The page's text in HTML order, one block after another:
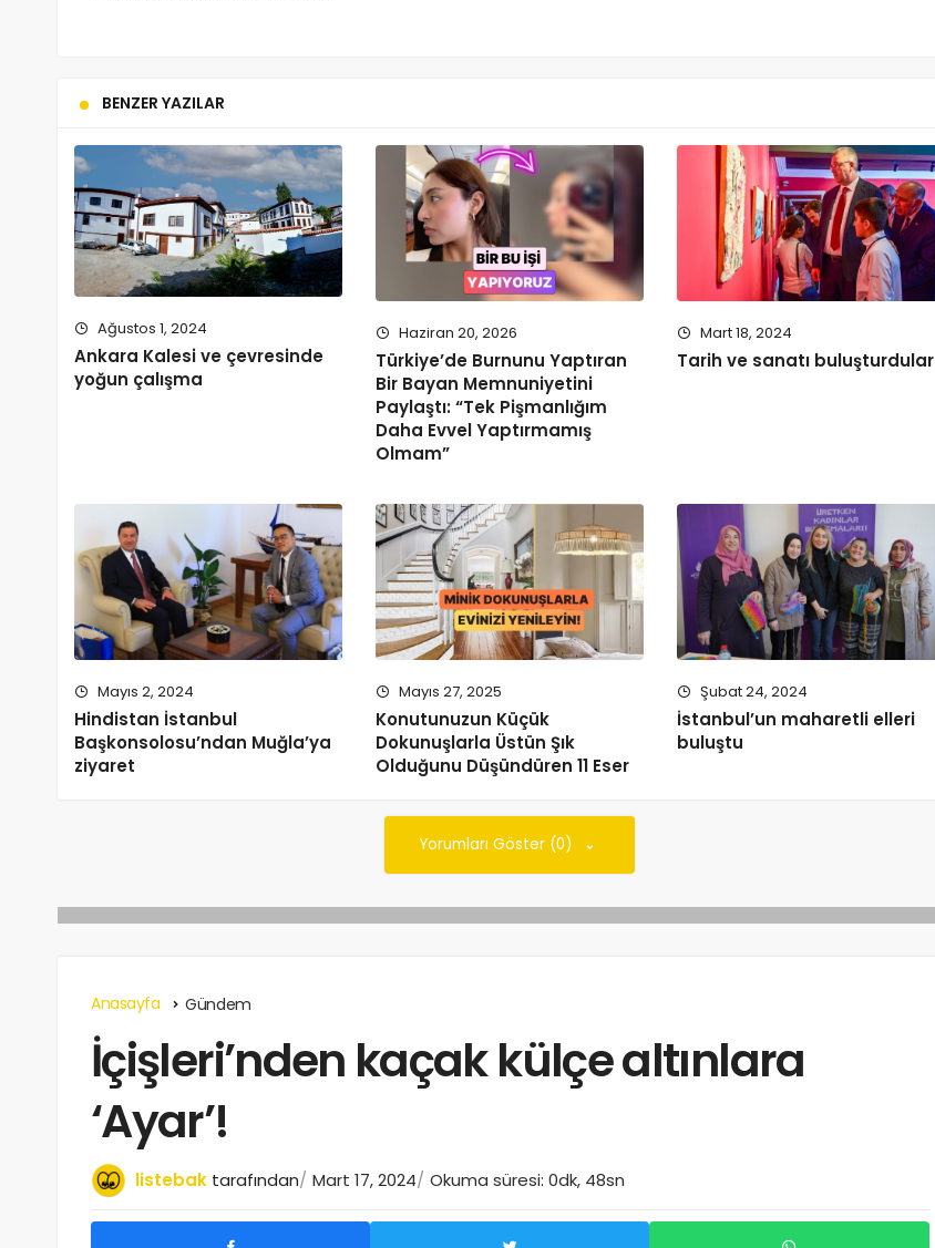
BENZER YAZILAR
Ağustos 1, 2024
Ankara Kalesi ve çevresinde
yoğun çalışma
Haziran 20, 2026
Türkiye’de Burnunu Yaptıran
Bir Bayan Memnuniyetini
Paylaştı: “Tek Pişmanlığım
Daha Evvel Yaptırmamış
Olmam”
Mart 18, 2024
Tarih ve sanatı buluşturdular
Mayıs 2, 2024
Hindistan İstanbul
Başkonsolosu’ndan Muğla’ya
ziyaret
Mayıs 27, 2025
Konutunuzun Küçük
Dokunuşlarla Üstün Şık
Olduğunu Düşündüren 11 Eser
Şubat 24, 2024
İstanbul’un maharetli elleri
buluştu
Yorumları Göster (0)
Anasayfa Gündem
İçişleri’nden kaçak külçe altınlara
‘Ayar’!
listebak tarafından Mart 17, 2024 Okuma süresi: 0dk, 48sn